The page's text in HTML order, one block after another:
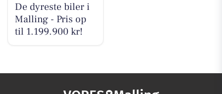
De dyreste biler i
Malling - Pris op
til 1.199.900 kr!